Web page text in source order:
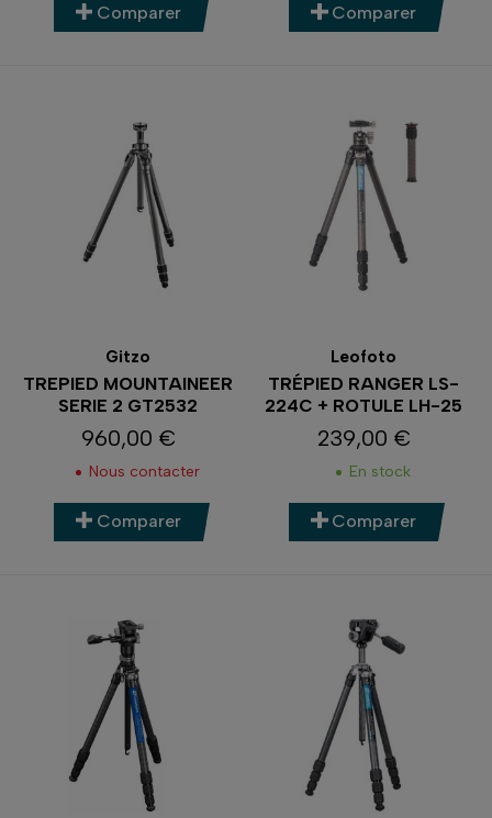
Comparer Comparer
Gitzo
TREPIED MOUNTAINEER
SERIE 2 GT2532
Prix
960,00 €
Nous contacter
Comparer
Leofoto
TRÉPIED RANGER LS-
224C + ROTULE LH-25
Prix
239,00 €
En stock
Comparer